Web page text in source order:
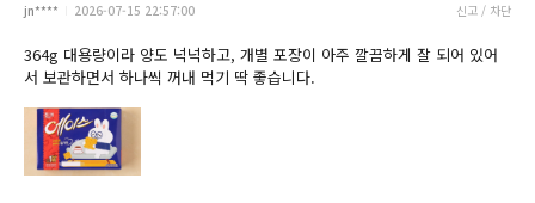
jn**** 2026-07-15 22:57:00 신고 / 차단
364g 대용량이라 양도 넉넉하고, 개별 포장이 아주 깔끔하게 잘 되어 있어
서 보관하면서 하나씩 꺼내 먹기 딱 좋습니다.